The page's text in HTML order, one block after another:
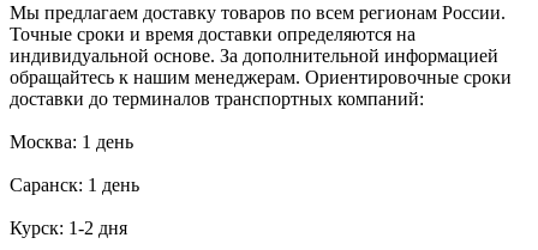
Мы предлагаем доставку товаров по всем регионам России.
Точные сроки и время доставки определяются на
индивидуальной основе. За дополнительной информацией
обращайтесь к нашим менеджерам. Ориентировочные сроки
доставки до терминалов транспортных компаний:
Москва: 1 день
Саранск: 1 день
Курск: 1-2 дня